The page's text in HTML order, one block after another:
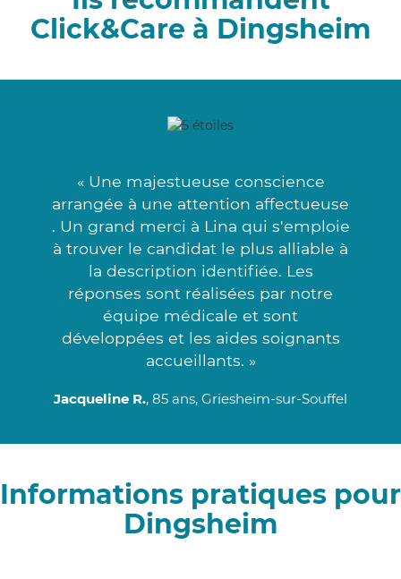
Click&Care à Dingsheim
« Une majestueuse conscience
arrangée à une attention affectueuse
. Un grand merci à Lina qui s'emploie
à trouver le candidat le plus alliable à
la description identifiée. Les
réponses sont réalisées par notre
équipe médicale et sont
développées et les aides soignants
accueillants. »
Jacqueline R., 85 ans, Griesheim-sur-Souffel
Informations pratiques pour
Dingsheim